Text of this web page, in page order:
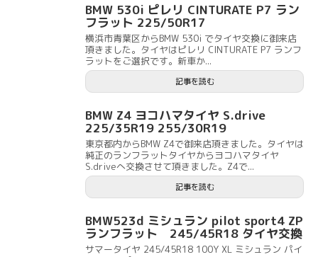
BMW 530i ピレリ CINTURATE P7 ラン
フラット 225/50R17
横浜市青葉区からBMW 530i でタイヤ交換に御来店
頂きました。タイヤはピレリ CINTURATE P7 ランフ
ラットをご選択です。新車か...
記事を読む
BMW Z4 ヨコハマタイヤ S.drive
225/35R19 255/30R19
東京都内からBMW Z4で御来店頂きました。タイヤは
純正のランフラットタイヤからヨコハマタイヤ
S.driveへ交換させて頂きました。Z4で...
記事を読む
BMW523d ミシュラン pilot sport4 ZP
ランフラット 245/45R18 タイヤ交換
サマータイヤ 245/45R18 100Y XL ミシュラン パイ